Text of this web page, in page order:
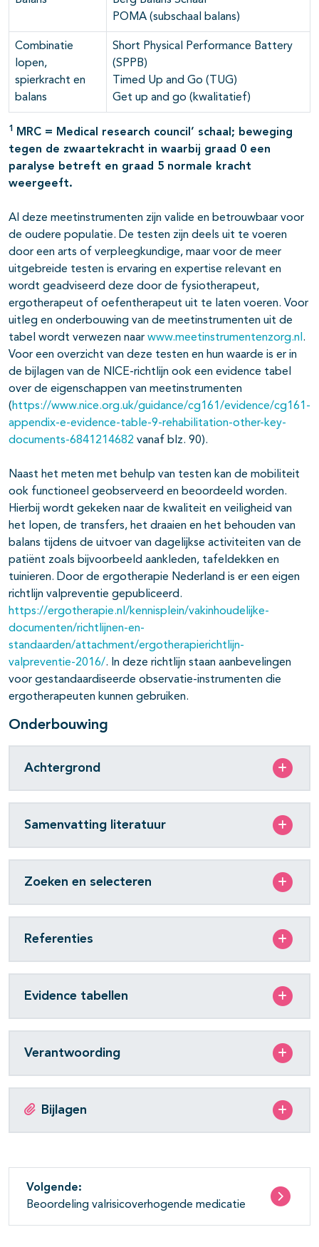
POMA (subschaal balans)
Combinatie
lopen,
spierkracht en
balans
Short Physical Performance Battery
(SPPB)
Timed Up and Go (TUG)
Get up and go (kwalitatief)
1
MRC = Medical research council’ schaal; beweging
tegen de zwaartekracht in waarbij graad 0 een
paralyse betreft en graad 5 normale kracht
weergeeft.
Al deze meetinstrumenten zijn valide en betrouwbaar voor
de oudere populatie. De testen zijn deels uit te voeren
door een arts of verpleegkundige, maar voor de meer
uitgebreide testen is ervaring en expertise relevant en
wordt geadviseerd deze door de fysiotherapeut,
ergotherapeut of oefentherapeut uit te laten voeren. Voor
uitleg en onderbouwing van de meetinstrumenten uit de
tabel wordt verwezen naar www.meetinstrumentenzorg.nl .
Voor een overzicht van deze testen en hun waarde is er in
de bijlagen van de NICE-richtlijn ook een evidence tabel
over de eigenschappen van meetinstrumenten
( https://www.nice.org.uk/guidance/cg161/evidence/cg161-
appendix-e-evidence-table-9-rehabilitation-other-key-
documents-6841214682 vanaf blz. 90).
Naast het meten met behulp van testen kan de mobiliteit
ook functioneel geobserveerd en beoordeeld worden.
Hierbij wordt gekeken naar de kwaliteit en veiligheid van
het lopen, de transfers, het draaien en het behouden van
balans tijdens de uitvoer van dagelijkse activiteiten van de
patiënt zoals bijvoorbeeld aankleden, tafeldekken en
tuinieren. Door de ergotherapie Nederland is er een eigen
richtlijn valpreventie gepubliceerd.
https://ergotherapie.nl/kennisplein/vakinhoudelijke-
documenten/richtlijnen-en-
standaarden/attachment/ergotherapierichtlijn-
valpreventie-2016/. In deze richtlijn staan aanbevelingen
voor gestandaardiseerde observatie-instrumenten die
ergotherapeuten kunnen gebruiken.
Onderbouwing
Achtergrond
Samenvatting literatuur
Zoeken en selecteren
Referenties
Evidence tabellen
Verantwoording
Bijlagen
Volgende:
Beoordeling valrisicoverhogende medicatie